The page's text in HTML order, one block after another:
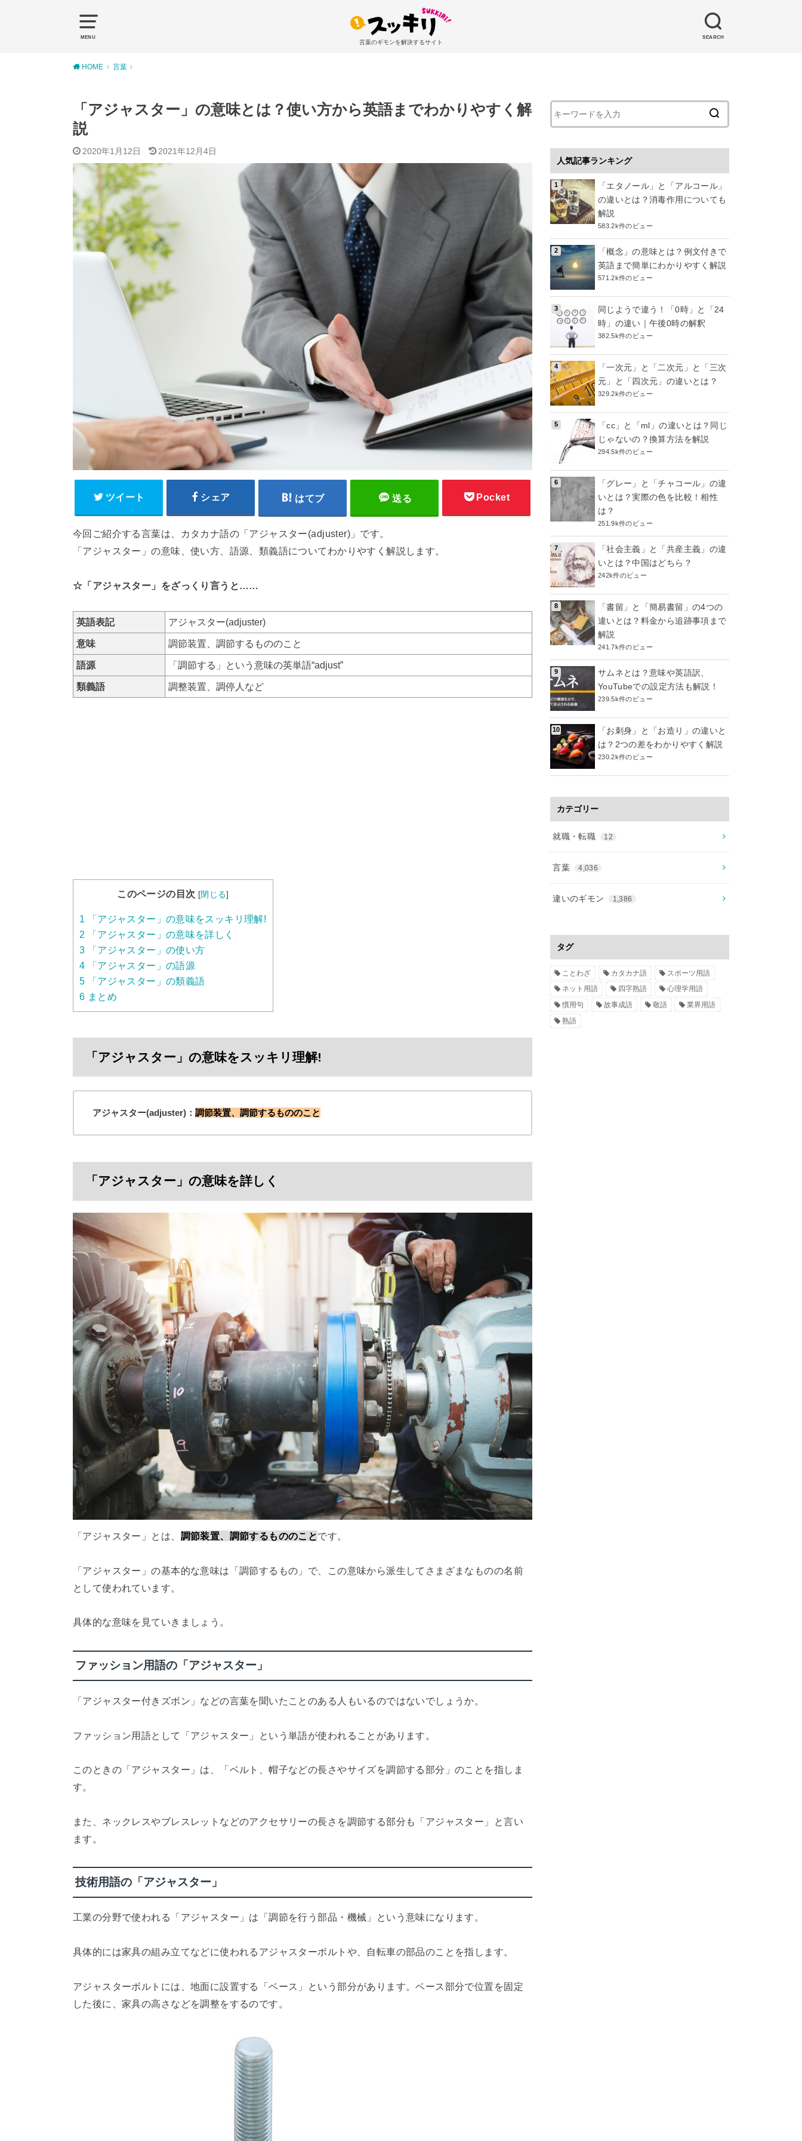
MENU SEARCH
言葉のギモンを解決するサイト
HOME 言葉
「アジャスター」の意味とは？使い方から英語までわかりやすく解
説
2020年1月12日 2021年12月4日
ツイート シェア はてブ 送る Pocket
今回ご紹介する言葉は、カタカナ語の「アジャスター(adjuster)」です。
「アジャスター」の意味、使い方、語源、類義語についてわかりやすく解説します。
☆「アジャスター」をざっくり言うと……
英語表記 アジャスター(adjuster)
意味 調節装置、調節するもののこと
語源 「調節する」という意味の英単語“adjust”
類義語 調整装置、調停人など
このページの目次 [閉じる]
1 「アジャスター」の意味をスッキリ理解!
2 「アジャスター」の意味を詳しく
3 「アジャスター」の使い方
4 「アジャスター」の語源
5 「アジャスター」の類義語
6 まとめ
「アジャスター」の意味をスッキリ理解!
アジャスター(adjuster)： 調節装置、調節するもののこと
「アジャスター」の意味を詳しく
「アジャスター」とは、 調節装置、調節するもののことです。
「アジャスター」の基本的な意味は「調節するもの」で、この意味から派生してさまざまなものの名前
として使われています。
具体的な意味を見ていきましょう。
ファッション用語の「アジャスター」
「アジャスター付きズボン」などの言葉を聞いたことのある人もいるのではないでしょうか。
ファッション用語として「アジャスター」という単語が使われることがあります。
このときの「アジャスター」は、「ベルト、帽子などの長さやサイズを調節する部分」のことを指しま
す。
また、ネックレスやブレスレットなどのアクセサリーの長さを調節する部分も「アジャスター」と言い
ます。
技術用語の「アジャスター」
工業の分野で使われる「アジャスター」は「調節を行う部品・機械」という意味になります。
具体的には家具の組み立てなどに使われるアジャスターボルトや、自転車の部品のことを指します。
アジャスターボルトには、地面に設置する「ベース」という部分があります。ベース部分で位置を固定
した後に、家具の高さなどを調整をするのです。
人気記事ランキング
「エタノール」と「アルコール」
の違いとは？消毒作用についても
解説
583.2k件のビュー
「概念」の意味とは？例文付きで
英語まで簡単にわかりやすく解説
571.2k件のビュー
同じようで違う！「0時」と「24
時」の違い｜午後0時の解釈
382.5k件のビュー
「一次元」と「二次元」と「三次
元」と「四次元」の違いとは？
329.2k件のビュー
「cc」と「ml」の違いとは？同じ
じゃないの？換算方法を解説
294.5k件のビュー
「グレー」と「チャコール」の違
いとは？実際の色を比較！相性
は？
251.9k件のビュー
「社会主義」と「共産主義」の違
いとは？中国はどちら？
242k件のビュー
「書留」と「簡易書留」の4つの
違いとは？料金から追跡事項まで
解説
241.7k件のビュー
サムネとは？意味や英語訳、
YouTubeでの設定方法も解説！
239.5k件のビュー
「お刺身」と「お造り」の違いと
は？2つの差をわかりやすく解説
230.2k件のビュー
カテゴリー
就職・転職 12
言葉 4,036
違いのギモン 1,386
タグ
ことわざ カタカナ語
スポーツ用語
ネット用語
四字熟語
心理学用語
慣用句
故事成語 敬語
業界用語
熟語